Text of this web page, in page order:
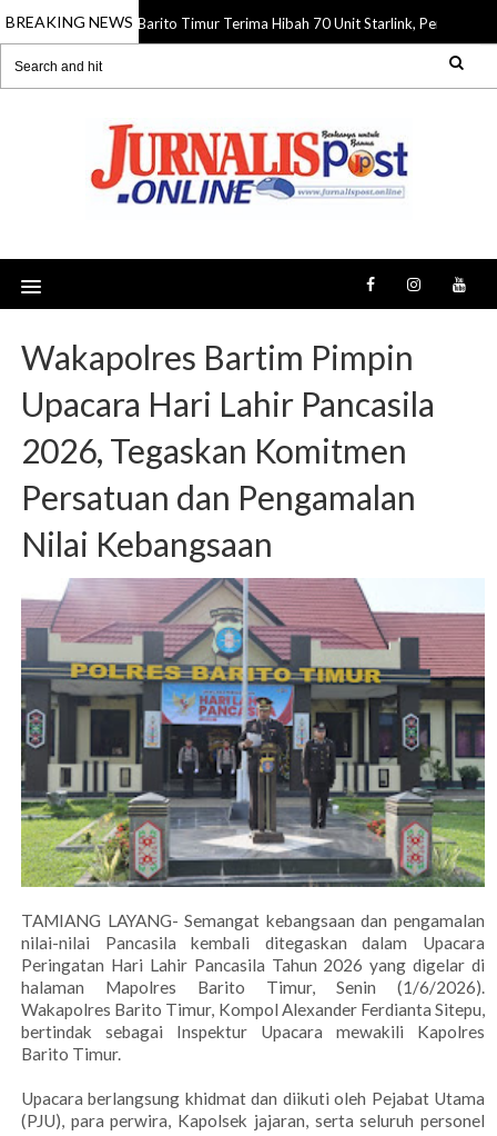
BREAKING NEWS
06 Aug 2026 Barito Timur Terima Hibah 70 Unit Starlink, Perkuat
Wakapolres Bartim Pimpin
Upacara Hari Lahir Pancasila
2026, Tegaskan Komitmen
Persatuan dan Pengamalan
Nilai Kebangsaan
TAMIANG LAYANG- Semangat kebangsaan dan pengamalan
nilai-nilai Pancasila kembali ditegaskan dalam Upacara
Peringatan Hari Lahir Pancasila Tahun 2026 yang digelar di
halaman Mapolres Barito Timur, Senin (1/6/2026).
Wakapolres Barito Timur, Kompol Alexander Ferdianta Sitepu,
bertindak sebagai Inspektur Upacara mewakili Kapolres
Barito Timur.
Upacara berlangsung khidmat dan diikuti oleh Pejabat Utama
(PJU), para perwira, Kapolsek jajaran, serta seluruh personel